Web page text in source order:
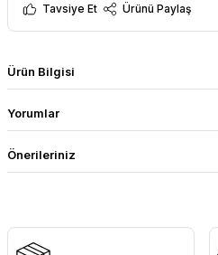
Tavsiye Et
Ürünü Paylaş
Ürün Bilgisi
Yorumlar
Önerileriniz